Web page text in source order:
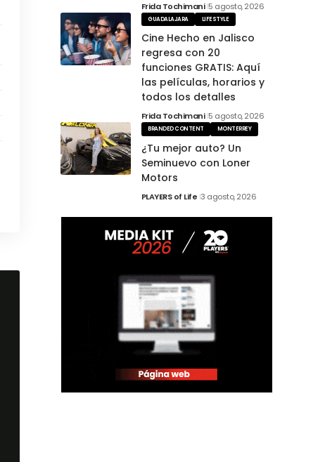
Frida Tochimani 5 agosto, 2026
GUADALAJARA LIFESTYLE
Cine Hecho en Jalisco
regresa con 20
funciones GRATIS: Aquí
las películas, horarios y
todos los detalles
Frida Tochimani 5 agosto, 2026
BRANDED CONTENT MONTERREY
¿Tu mejor auto? Un
Seminuevo con Loner
Motors
PLAYERS of Life 3 agosto, 2026